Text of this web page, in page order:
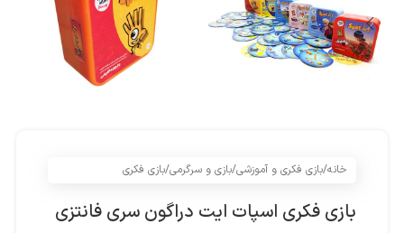
خانه/بازی فکری و آموزشی/بازی و سرگرمی/بازی فکری
بازی فکری اسپات ایت دراگون سری فانتزی